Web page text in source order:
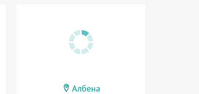
Албена